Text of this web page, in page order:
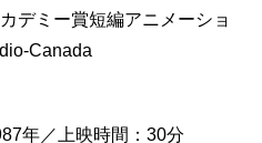
デミー賞短編アニメーショ
Canada
年／上映時間：30分